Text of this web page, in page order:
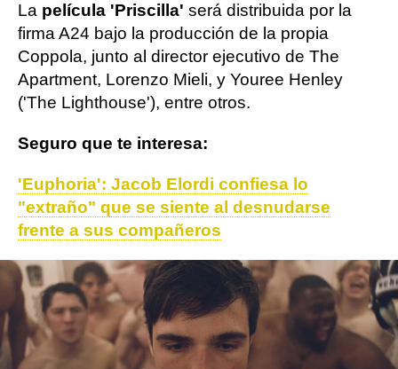
La película 'Priscilla' será distribuida por la
firma A24 bajo la producción de la propia
Coppola, junto al director ejecutivo de The
Apartment, Lorenzo Mieli, y Youree Henley
('The Lighthouse'), entre otros.
Seguro que te interesa:
'Euphoria': Jacob Elordi confiesa lo
"extraño" que se siente al desnudarse
frente a sus compañeros
Elvis Presley Actualidad Jacob Elordi
ObjetivoTV » Cine